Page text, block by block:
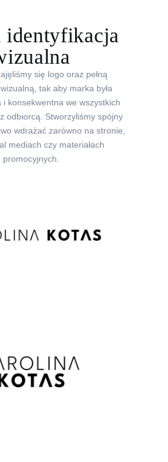
się logo oraz pełną
tak aby marka była
i konsekwentna we wszystkich
odbiorcą. Stworzyliśmy spójny
wdrażać zarówno na stronie,
mediach czy materiałach
promocyjnych.